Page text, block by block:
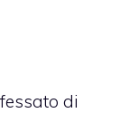
di